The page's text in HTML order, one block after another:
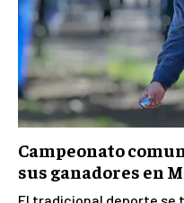
Campeonato
sus ganadores en